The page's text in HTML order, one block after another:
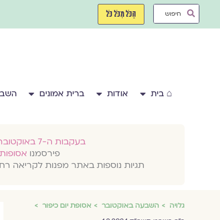
Search
הַכֹּל מִכֹּל כֹּל
⌂ בית אודות ברית אמונים
בעקבות ה-7 באוקטובר 2023
פירסמנו
תגיות נוספות באתר מפנות לקריאה
גלויה השבעה באוקטובר
אסופת יום כיפור